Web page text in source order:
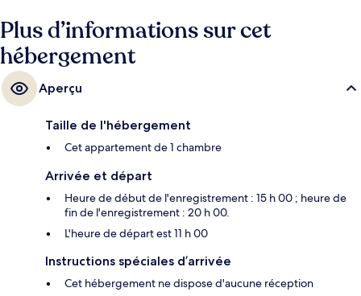
Plus d’informations sur cet
hébergement
Aperçu
Taille de l'hébergement
Cet appartement de 1 chambre
Arrivée et départ
Heure de début de l'enregistrement : 15 h 00 ; heure de
fin de l'enregistrement : 20 h 00.
L'heure de départ est 11 h 00
Instructions spéciales d’arrivée
Cet hébergement ne dispose d'aucune réception